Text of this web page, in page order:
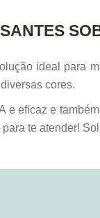
ideal para
cores.
e eficaz e
te atender!